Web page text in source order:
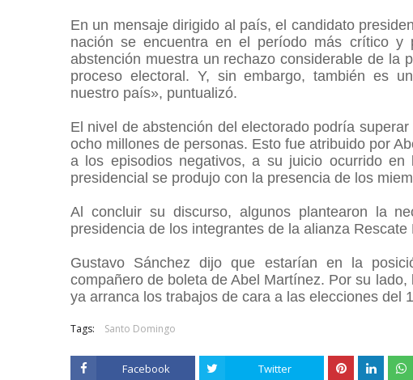
En un mensaje dirigido al país, el candidato
nación se encuentra en el período más crítico y
abstención muestra un rechazo considerable de la
proceso electoral. Y, sin embargo, también es
nuestro país», puntualizó.
El nivel de abstención del electorado podría
ocho millones de personas. Esto fue atribuido por
a los episodios negativos, a su juicio ocurrido
presidencial se produjo con la presencia de los
Al concluir su discurso, algunos plantearon la
presidencia de los integrantes de la alianza Rescate
Gustavo Sánchez dijo que estarían en la
compañero de boleta de Abel Martínez. Por su
ya arranca los trabajos de cara a las elecciones del
Tags: Santo Domingo
Facebook Twitter